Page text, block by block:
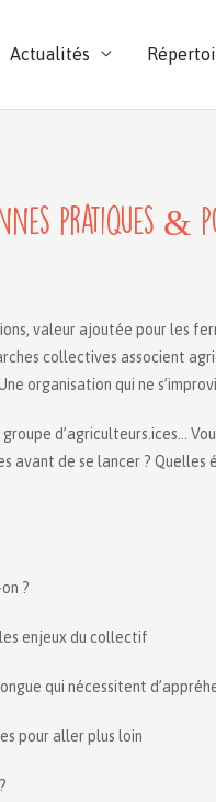
Actualités
pratiques &
valeur ajoutée pour les
collectives associent
organisation qui ne
d’agriculteurs.ices…
de se lancer ? Quelles
?
enjeux du collectif
qui nécessitent
pour aller plus loin